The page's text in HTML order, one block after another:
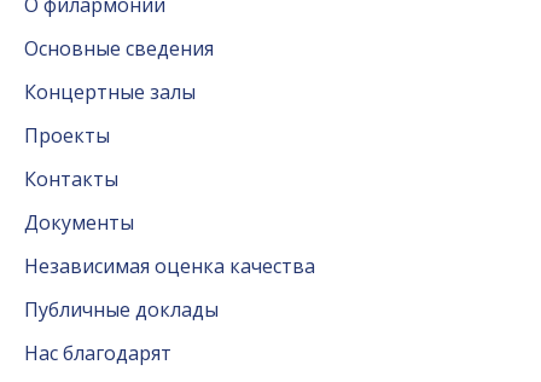
Основные сведения
Концертные залы
Проекты
Контакты
Документы
Независимая оценка качества
Публичные доклады
Нас благодарят